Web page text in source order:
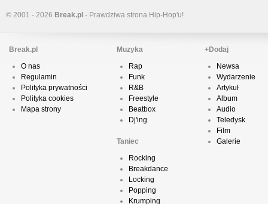
© 2001 - 2026 Break.pl - Prawdziwa strona Hip-Hop'u!
Break.pl
O nas
Regulamin
Polityka prywatności
Polityka cookies
Mapa strony
Muzyka
Rap
Funk
R&B
Freestyle
Beatbox
Dj'ing
Taniec
Rocking
Breakdance
Locking
Popping
Krumping
+Dodaj
Newsa
Wydarzenie
Artykuł
Album
Audio
Teledysk
Film
Galerie